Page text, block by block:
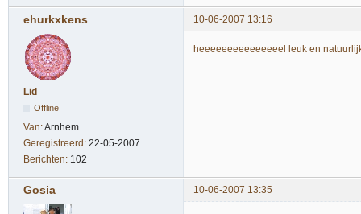
ehurkxkens 10-06-2007 13:16
Lid
Offline
Van:Arnhem
Geregistreerd: 22-05-2007
Berichten: 102
heeeeeeeeeeeeeeel leuk en
Gosia 10-06-2007 13:35